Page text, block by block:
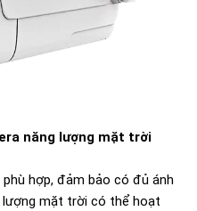
năng lượng mặt trời
hợp, đảm bảo có đủ ánh
mặt trời có thể hoạt